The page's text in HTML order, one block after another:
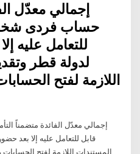
إجمالي معدّل
حساب فردى
للتعامل عليه
لدولة قطر
اللازمة لفتح
إجمالي معدّل الفائدة متضمناً
قابل للتعامل عليه إلا بعد